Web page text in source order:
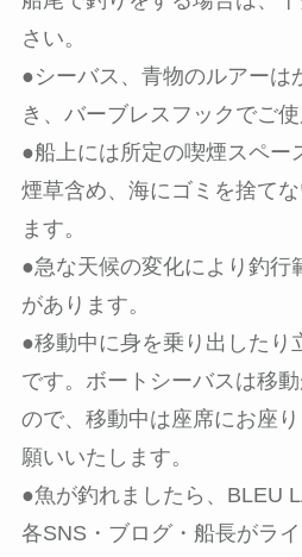
さい。
●シーバス、青物のルアーは
き、バーブレスフックでご使
●船上には所定の喫煙スペー
煙草含め、海にゴミを捨て
ます。
●急な天候の変化により釣行
があります。
●移動中に身を乗り出したり
です。ボートシーバスは移
ので、移動中は座席にお座
願いいたします。
●魚が釣れましたら、BLEU
各SNS・ブログ・船長がラ